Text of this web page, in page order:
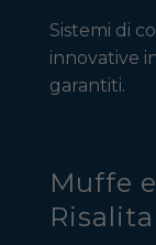
Sistemi di
innovative
garantiti.
Muffe
Risalita